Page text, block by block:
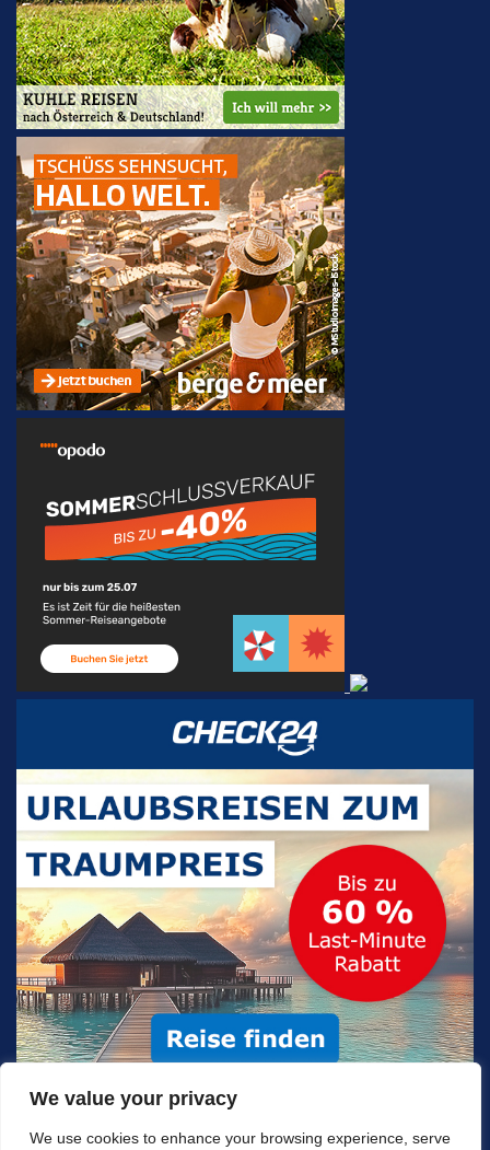
We value your privacy
We use cookies to enhance your browsing experience, serve